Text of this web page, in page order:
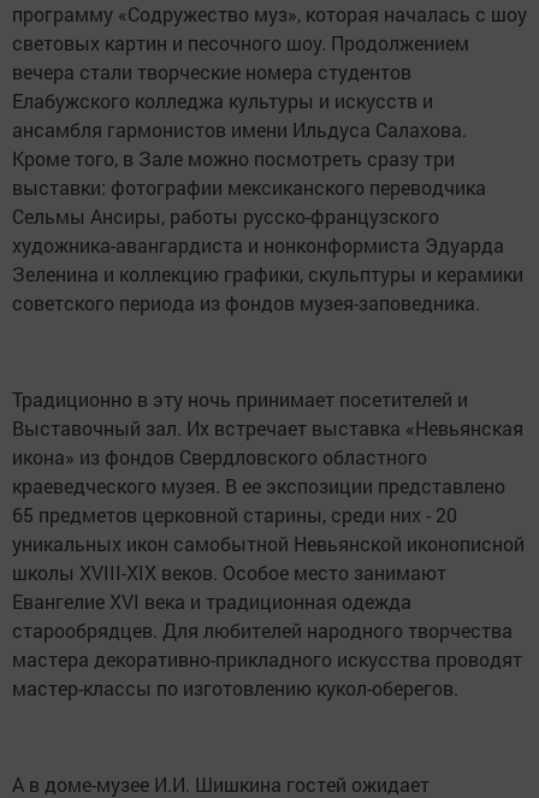
программу «Содружество муз», которая началась с шоу
световых картин и песочного шоу. Продолжением
вечера стали творческие номера студентов
Елабужского колледжа культуры и искусств и
ансамбля гармонистов имени Ильдуса Салахова.
Кроме того, в Зале можно посмотреть сразу три
выставки: фотографии мексиканского переводчика
Сельмы Ансиры, работы русско-французского
художника-авангардиста и нонконформиста Эдуарда
Зеленина и коллекцию графики, скульптуры и керамики
советского периода из фондов музея-заповедника.
Традиционно в эту ночь принимает посетителей и
Выставочный зал. Их встречает выставка «Невьянская
икона» из фондов Свердловского областного
краеведческого музея. В ее экспозиции представлено
65 предметов церковной старины, среди них - 20
уникальных икон самобытной Невьянской иконописной
школы XVIII-XIX веков. Особое место занимают
Евангелие XVI века и традиционная одежда
старообрядцев. Для любителей народного творчества
мастера декоративно-прикладного искусства проводят
мастер-классы по изготовлению кукол-оберегов.
А в доме-музее И.И. Шишкина гостей ожидает